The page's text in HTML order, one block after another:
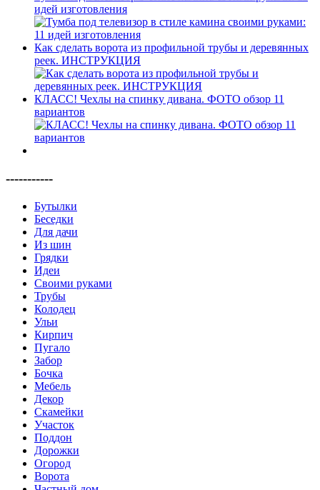
идей изготовления
Как сделать ворота из профильной трубы и деревянных
реек. ИНСТРУКЦИЯ
КЛАСС! Чехлы на спинку дивана. ФОТО обзор 11
вариантов
-----------
Бутылки
Беседки
Для дачи
Из шин
Грядки
Идеи
Своими руками
Трубы
Колодец
Ульи
Кирпич
Пугало
Забор
Бочка
Мебель
Декор
Скамейки
Участок
Поддон
Дорожки
Огород
Ворота